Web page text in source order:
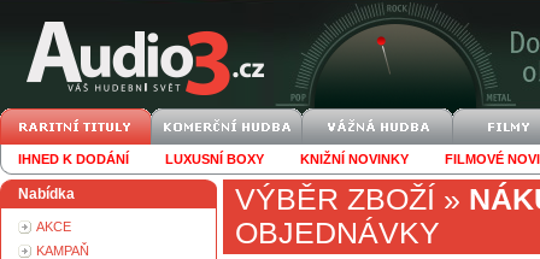
IHNED K DODÁNÍ LUXUSNÍ BOXY KNIŽNÍ NOVINKY FILMOVÉ
Nabídka
AKCE
KAMPAŇ
VÝBĚR ZBOŽÍ »
OBJEDNÁVKY